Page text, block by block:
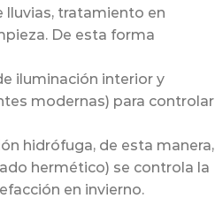
lluvias, tratamiento en
De esta forma
iluminación interior y
modernas) para controlar
hidrófuga, de esta manera,
hermético) se controla la
en invierno.